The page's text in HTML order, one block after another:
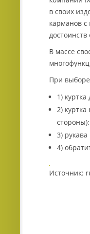
в своих
карманов
В массе
При выборе
1)
2)
стороны);
3)
4)
Источник: